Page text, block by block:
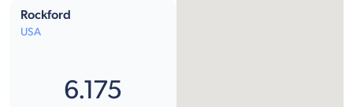
Rockford
USA
6.175